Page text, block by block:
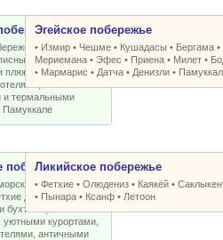
Эгейского
бухтами,
пляжами, отличными
античными
и термальными
Памуккале
Эгейское побережье
• Измир • Чешме • Кушадасы • Бергама •
Мериемана •Эфес • Приена • Милет •
• Мармарис • Датча • Денизли •
побережье
побережье
до Кемера с
бухтами, пляжами
уютными курортами,
античными
Ликийское побережье
•Фетхие •Олюдениз • Каякёй •
• Пынара • Ксанф • Летоон